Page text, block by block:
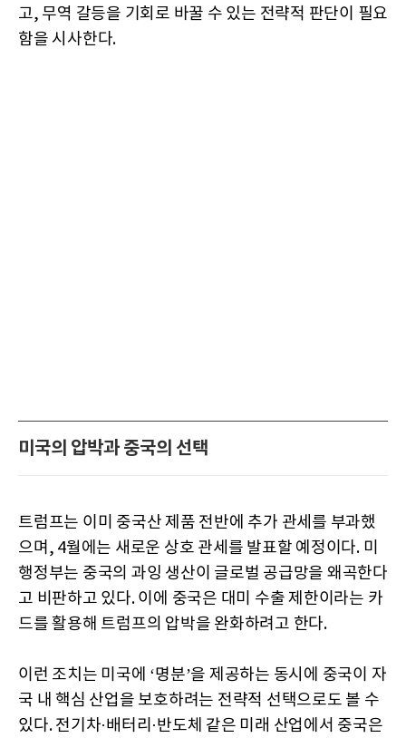
고, 무역 갈등을 기회로 바꿀 수 있는 전략적 판단이 필요
함을 시사한다.
미국의 압박과 중국의 선택
트럼프는 이미 중국산 제품 전반에 추가 관세를 부과했
으며, 4월에는 새로운 상호 관세를 발표할 예정이다. 미
행정부는 중국의 과잉 생산이 글로벌 공급망을 왜곡한다
고 비판하고 있다. 이에 중국은 대미 수출 제한이라는 카
드를 활용해 트럼프의 압박을 완화하려고 한다.
이런 조치는 미국에 ‘명분’을 제공하는 동시에 중국이 자
국 내 핵심 산업을 보호하려는 전략적 선택으로도 볼 수
있다. 전기차·배터리·반도체 같은 미래 산업에서 중국은